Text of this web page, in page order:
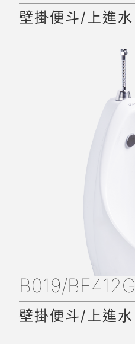
壁掛便斗/上進水
B019/BF412G
壁掛便斗/上進水